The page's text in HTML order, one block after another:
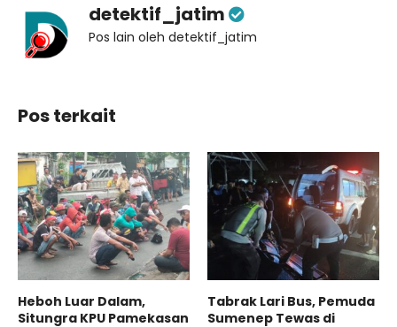
detektif_jatim
Pos lain oleh detektif_jatim
Pos terkait
Heboh Luar Dalam,
Situngra KPU Pamekasan
Tabrak Lari Bus, Pemuda
Sumenep Tewas di